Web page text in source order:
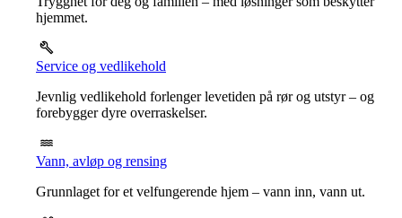
hjemmet.
Service og vedlikehold
Jevnlig vedlikehold forlenger levetiden på rør og utstyr – og
forebygger dyre overraskelser.
Vann, avløp og rensing
Grunnlaget for et velfungerende hjem – vann inn, vann ut.